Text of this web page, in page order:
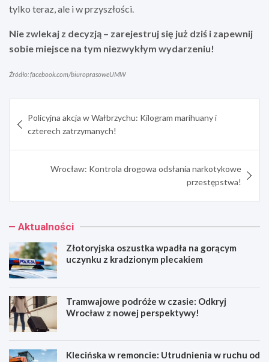
tylko teraz, ale i w przyszłości.
Nie zwlekaj z decyzją – zarejestruj się już dziś i zapewnij
sobie miejsce na tym niezwykłym wydarzeniu!
Źródło: facebook.com/biuroprasoweUMW
wpisu
Policyjna akcja w Wałbrzychu: Kilogram marihuany i
czterech zatrzymanych!
Wrocław: Kontrola drogowa odsłania narkotykowe
przestępstwa!
Aktualności
Złotoryjska oszustka wpadła na gorącym
uczynku z kradzionym plecakiem
Tramwajowe podróże w czasie: Odkryj
Wrocław z nowej perspektywy!
Klecińska w remoncie: Utrudnienia w ruchu od